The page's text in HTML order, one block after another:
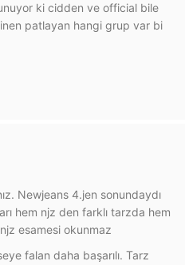
ki cidden ve official bile
patlayan hangi grup var bi
Newjeans 4.jen sonundaydı
hem njz den farklı tarzda hem
esamesi okunmaz
falan daha başarılı. Tarz